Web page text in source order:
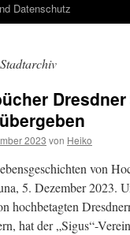
Datenschutz
Stadtarchiv
2023 von Heiko
von
5. Dezember 2023.
hochbetagten
hat der „Sigus“-